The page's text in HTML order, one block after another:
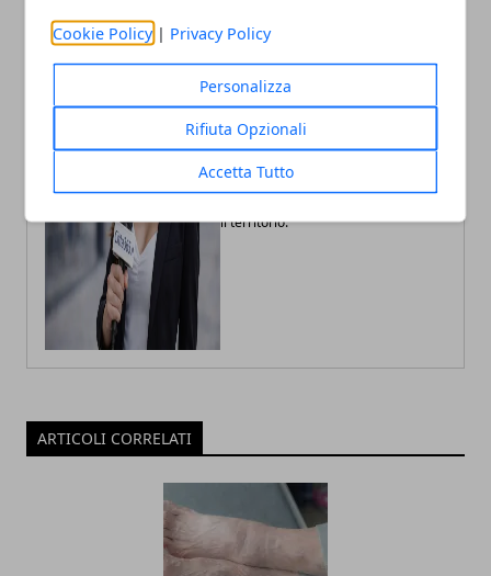
Cookie Policy | Privacy Policy
Personalizza
Rifiuta Opzionali
Accetta Tutto
Fabiana Fissore
Fabiana Fissore è web editor e
creator di contenuti dedicati a
lifestyle urbano ed eventi locali.
Racconta la città con uno stile fresco
il territorio.
ARTICOLI CORRELATI